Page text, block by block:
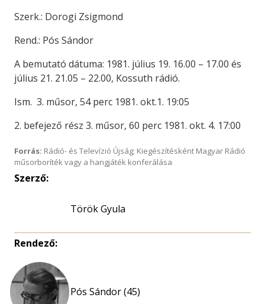
Szerk.: Dorogi Zsigmond
Rend.: Pós Sándor
A bemutató dátuma: 1981. július 19. 16.00 – 17.00 és
július 21. 21.05 – 22.00, Kossuth rádió.
Ism. 3. műsor, 54 perc 1981. okt.1. 19:05
2. befejező rész 3. műsor, 60 perc 1981. okt. 4. 17:00
Forrás: Rádió- és Televízió Újság; Kiegészítésként Magyar Rádió
műsorboríték vagy a hangjáték konferálása
Szerző:
Török Gyula
Rendező:
Pós Sándor (45)